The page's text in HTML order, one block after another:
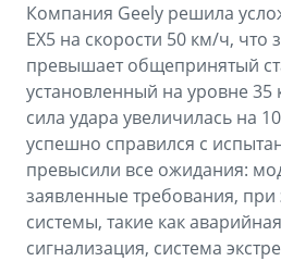
Компания Geely решила
EX5 на скорости 50 км/ч, что
превышает общепринятый
установленный на уровне
cила удара увеличилась на
успешно справился с
превысили все ожидания:
заявленные требования,
системы, такие как
сигнализация, система